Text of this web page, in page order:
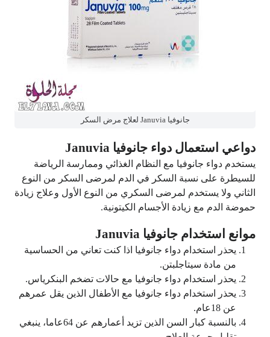
جانوفيا Januvia لعلاج مرض السكر
دواعي استعمال دواء جانوفيا Januvia
يستخدم دواء جانوفيا مع النظام الغذائي وممارسة الرياضة
للسيطرة على نسبة السكر في الدم لمرضى السكر من النوع
الثاني ولا يستخدم لمرضى السكري من النوع الأول وعلاج زيادة
حموضة الدم مع زيادة الأجسام الكيتونية.
موانع استخدام جانوفيا Januvia
يحذر استخدام دواء جانوفيا اذا كنت تعاني من الحساسية
من مادة سيتاجلبتن.
يحذر استخدام دواء جانوفيا مع حالات تضخم البنكرياس.
يحذر استخدام دواء جانوفيا مع الأطفال الذين يقل عمرهم
عن 18عام.
بالنسبة كبار السن الذين تزيد أعمارهم عن 64عاما، ينبغي